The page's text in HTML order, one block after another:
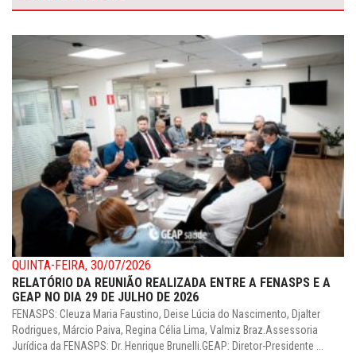
QUINTA-FEIRA, 30/07/2026
RELATÓRIO DA REUNIÃO REALIZADA ENTRE A FENASPS E A
GEAP NO DIA 29 DE JULHO DE 2026
FENASPS: Cleuza Maria Faustino, Deise Lúcia do Nascimento, Djalter
Rodrigues, Márcio Paiva, Regina Célia Lima, Valmiz Braz.Assessoria
Jurídica da FENASPS: Dr. Henrique Brunelli.GEAP: Diretor-Presidente ...